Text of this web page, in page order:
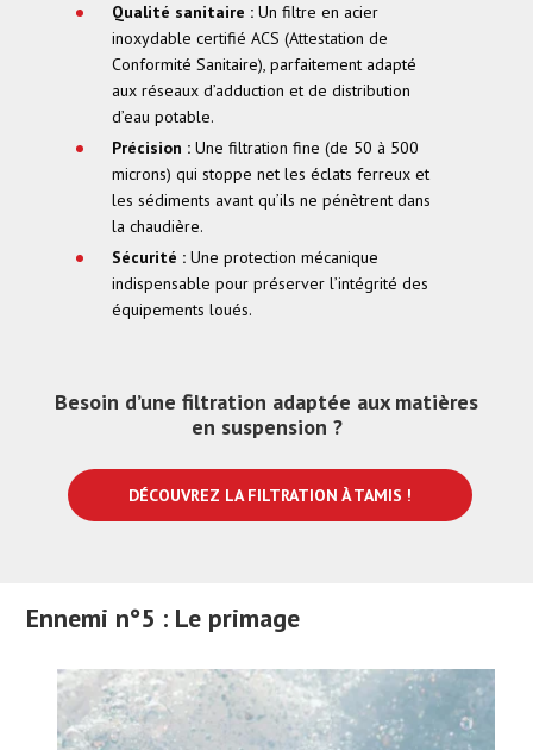
Qualité sanitaire : Un filtre en acier
inoxydable certifié ACS (Attestation de
Conformité Sanitaire), parfaitement adapté
aux réseaux d’adduction et de distribution
d’eau potable.
Précision : Une filtration fine (de 50 à 500
microns) qui stoppe net les éclats ferreux et
les sédiments avant qu’ils ne pénètrent dans
la chaudière.
Sécurité : Une protection mécanique
indispensable pour préserver l’intégrité des
équipements loués.
Besoin d’une filtration adaptée aux matières
en suspension ?
DÉCOUVREZ LA FILTRATION À TAMIS !
Ennemi n°5 : Le primage